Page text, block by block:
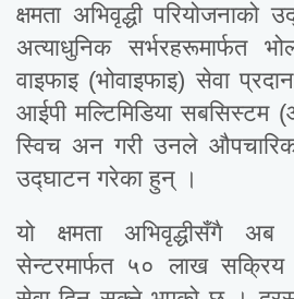
क्षमता अभिवृद्धी
अत्याधुनिक सर्भरहरूमार्फत
वाइफाइ (भोवाइफाइ) सेवा
आईपी मल्टिमिडिया सबसिस्टम
स्विच अन गरी उनले औपचारिक
उद्घाटन गरेका हुन् ।
यो क्षमता अभिवृद्धीसँगै
सेन्टरमार्फत ५० लाख सक्रिय